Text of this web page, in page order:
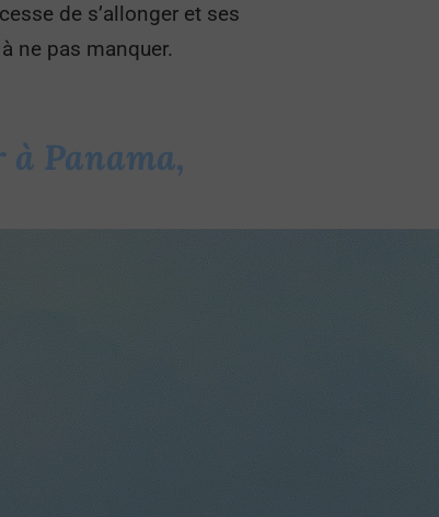
de s’allonger et ses
ne pas manquer.
Panama,